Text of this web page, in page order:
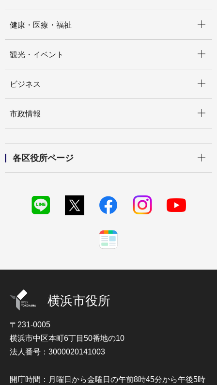
健康・医療・福祉
観光・イベント
ビジネス
市政情報
各区役所ページ
横浜市役所
〒231-0005
横浜市中区本町6丁目50番地の10
法人番号：3000020141003
開庁時間：月曜日から金曜日の午前8時45分から午後5時